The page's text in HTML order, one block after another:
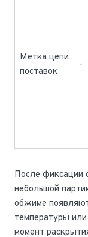
Метка цепи
поставок
-
После фиксации
небольшой
обжиме
температуры
момент